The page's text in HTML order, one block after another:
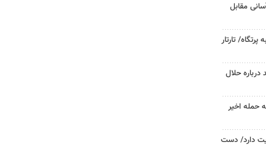
مقابل
تارتار
حلال
حمله اخیر
دارد/ دست